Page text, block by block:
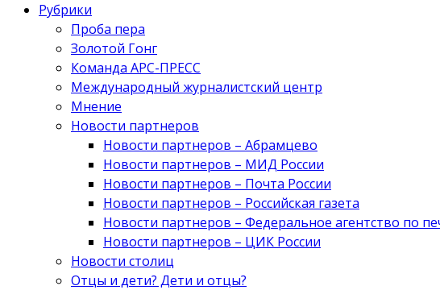
Рубрики
Проба пера
Золотой Гонг
Команда АРС-ПРЕСС
Международный журналистский центр
Мнение
Новости партнеров
Новости партнеров – Абрамцево
Новости партнеров – МИД России
Новости партнеров – Почта России
Новости партнеров – Российская газета
Новости партнеров – Федеральное агентство по
Новости партнеров – ЦИК России
Новости столиц
Отцы и дети? Дети и отцы?